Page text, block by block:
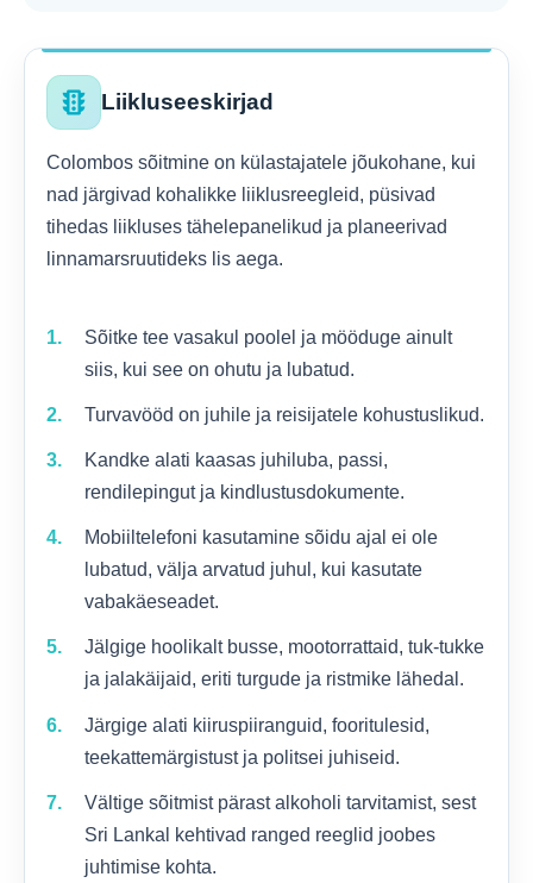
traffic Liikluseeskirjad
Colombos sõitmine on külastajatele jõukohane, kui
nad järgivad kohalikke liiklusreegleid, püsivad
tihedas liikluses tähelepanelikud ja planeerivad
linnamarsruutideks lis aega.
Sõitke tee vasakul poolel ja mööduge ainult
siis, kui see on ohutu ja lubatud.
Turvavööd on juhile ja reisijatele kohustuslikud.
Kandke alati kaasas juhiluba, passi,
rendilepingut ja kindlustusdokumente.
Mobiiltelefoni kasutamine sõidu ajal ei ole
lubatud, välja arvatud juhul, kui kasutate
vabakäeseadet.
Jälgige hoolikalt busse, mootorrattaid, tuk-tukke
ja jalakäijaid, eriti turgude ja ristmike lähedal.
Järgige alati kiiruspiiranguid, fooritulesid,
teekattemärgistust ja politsei juhiseid.
Vältige sõitmist pärast alkoholi tarvitamist, sest
Sri Lankal kehtivad ranged reeglid joobes
juhtimise kohta.